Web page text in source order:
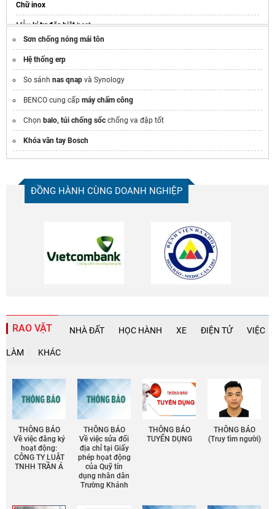
Chữ inox
Mẫukí tự đặc biệtbest
Cờ lê lực điện tử Tohnichi CEM360N3X22D-G
thiết kế menu quán ăn vặt
Sơn chống nóng mái tôn
Hệ thống erp
So sánh nas qnap và Synology
BENCO cung cấp máy chấm công
Chọn balo, túi chống sốc chống va đập tốt
Khóa vân tay Bosch
ĐỒNG HÀNH CÙNG DOANH NGHIỆP
RAO VẶT NHÀ ĐẤT HỌC HÀNH XE ĐIỆN TỬ VIỆC
LÀM KHÁC
THÔNG BÁO
Về việc đăng ký
hoạt động:
CÔNG TY LUẬT
TNHH TRẦN Á
THÔNG BÁO
Về việc sửa đổi
địa chỉ tại Giấy
phép họat động
của Quỹ tín
dụng nhân dân
Trường Khánh
THÔNG BÁO
TUYỂN DỤNG
THÔNG BÁO
(Truy tìm người)